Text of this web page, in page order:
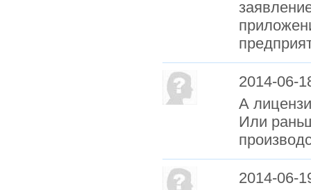
2014-06-
А
Или
2014-06-